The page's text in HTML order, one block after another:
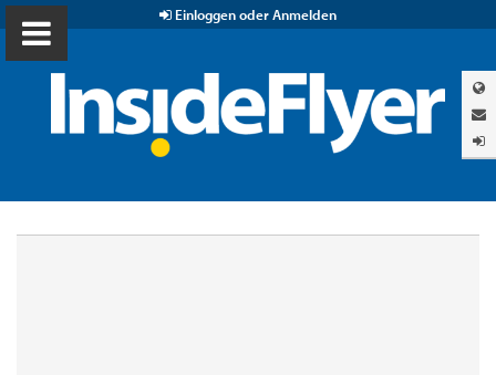
Einloggen oder Anmelden